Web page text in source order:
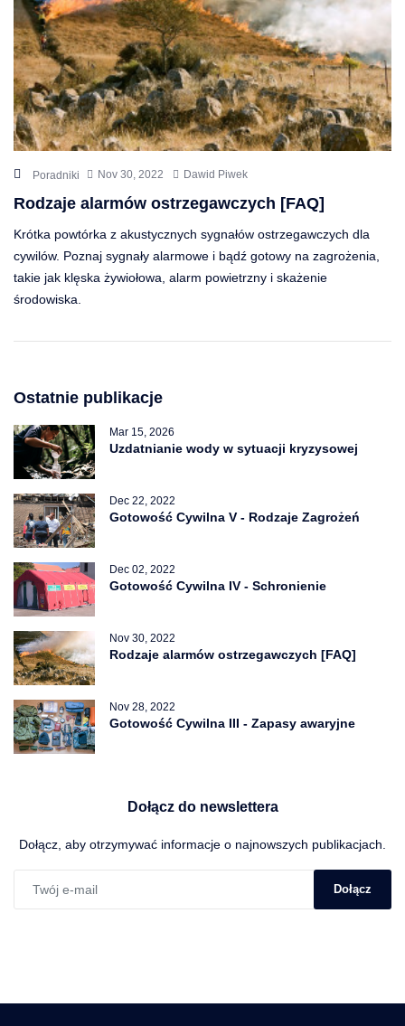
Poradniki Nov 30, 2022 Dawid Piwek
Rodzaje alarmów ostrzegawczych [FAQ]
Krótka powtórka z akustycznych sygnałów ostrzegawczych dla
cywilów. Poznaj sygnały alarmowe i bądź gotowy na zagrożenia,
takie jak klęska żywiołowa, alarm powietrzny i skażenie
środowiska.
Ostatnie publikacje
Mar 15, 2026
Uzdatnianie wody w sytuacji kryzysowej
Dec 22, 2022
Gotowość Cywilna V - Rodzaje Zagrożeń
Dec 02, 2022
Gotowość Cywilna IV - Schronienie
Nov 30, 2022
Rodzaje alarmów ostrzegawczych [FAQ]
Nov 28, 2022
Gotowość Cywilna III - Zapasy awaryjne
Dołącz do newslettera
Dołącz, aby otrzymywać informacje o najnowszych publikacjach.
Dołącz